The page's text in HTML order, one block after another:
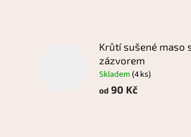
Krůtí sušené maso
zázvorem
Skladem(4 ks)
od 90 Kč